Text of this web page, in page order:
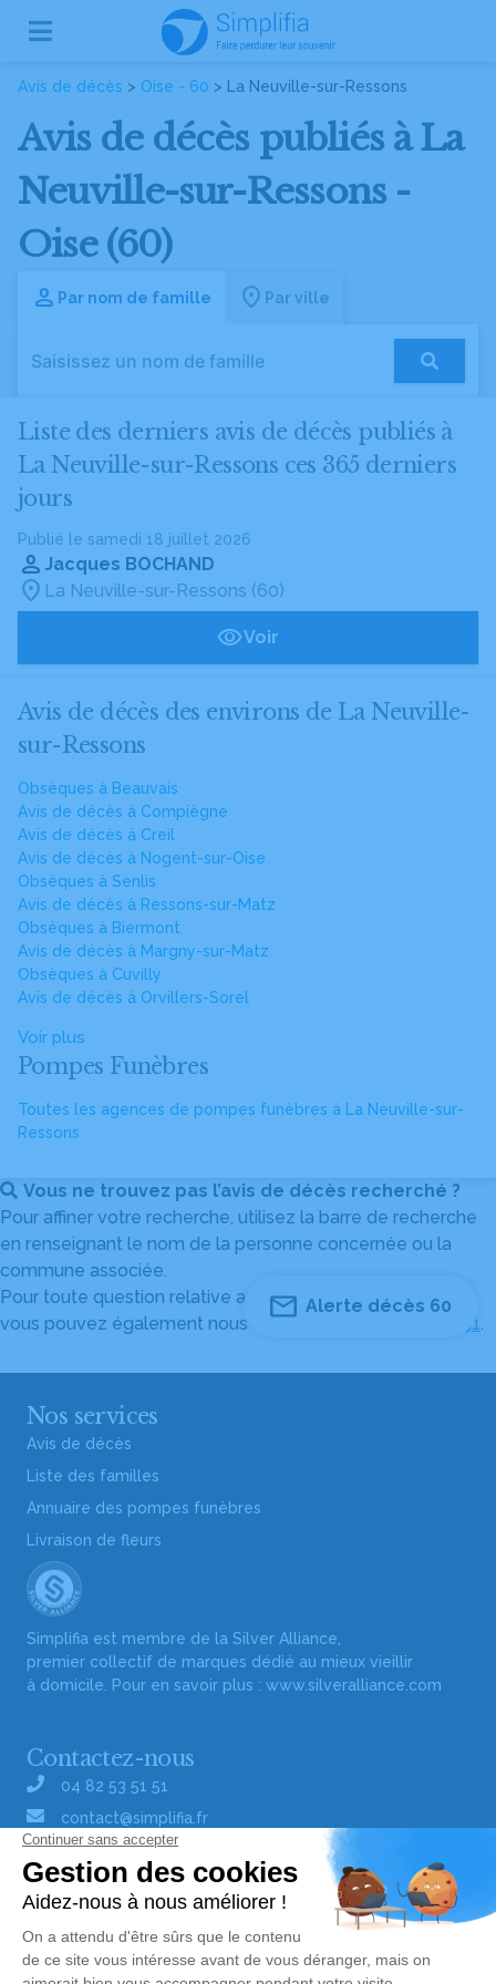
Avis de décès > Oise - 60 > La Neuville-sur-Ressons
Avis de décès publiés à La
Neuville-sur-Ressons -
Oise (60)
Par nom de famille Par ville
Liste des derniers avis de décès publiés à
La Neuville-sur-Ressons ces 365 derniers
jours
Publié le samedi 18 juillet 2026
Jacques BOCHAND
La Neuville-sur-Ressons (60)
Voir
Avis de décès des environs de La Neuville-
sur-Ressons
Obsèques à Beauvais
Avis de décès à Compiègne
Avis de décès à Creil
Avis de décès à Nogent-sur-Oise
Obsèques à Senlis
Avis de décès à Ressons-sur-Matz
Obsèques à Biermont
Avis de décès à Margny-sur-Matz
Obsèques à Cuvilly
Avis de décès à Orvillers-Sorel
Voir plus
Pompes Funèbres
Toutes les agences de pompes funèbres à La Neuville-sur-
Ressons
Vous ne trouvez pas l’avis de décès recherché ?
Pour affiner votre recherche, utilisez la barre de recherche
en renseignant le nom de la personne concernée ou la
commune associée.
Pour toute question relative au fonctionnement du site,
vous pouvez également nous contacter au
04 82 53 51 51.
Alerte décès 60
Nos services
Avis de décès
Liste des familles
Annuaire des pompes funèbres
Livraison de fleurs
Simplifia est membre de la Silver Alliance,
premier collectif de marques dédié au mieux vieillir
à domicile. Pour en savoir plus : www.silveralliance.com
Contactez-nous
04 82 53 51 51
contact@simplifia.fr
Réseaux sociaux